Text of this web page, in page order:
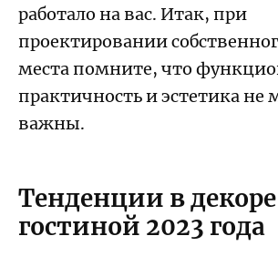
работало на вас. Итак, при
проектировании
места помните, что
практичность и эстетика не
важны.
Тенденции в декоре
гостиной 2023 года